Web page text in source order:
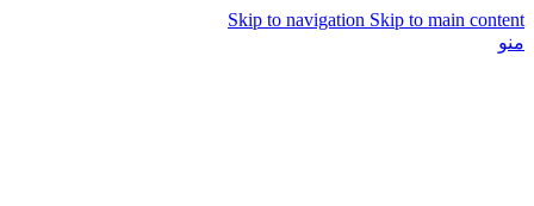
Skip to navigation Skip to main content
منو